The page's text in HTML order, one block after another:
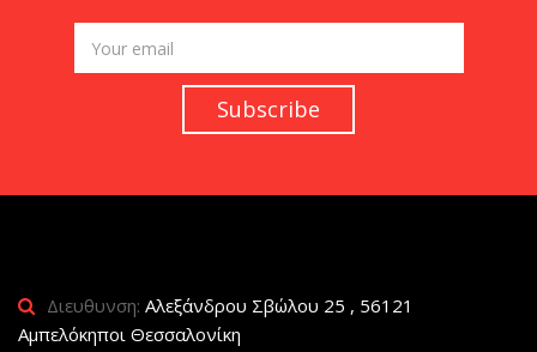
Διευθυνση: Αλεξάνδρου Σβώλου 25 , 56121
Αμπελόκηποι Θεσσαλονίκη